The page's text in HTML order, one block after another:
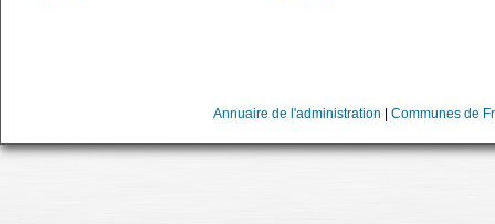
Annuaire de l'administration Communes de